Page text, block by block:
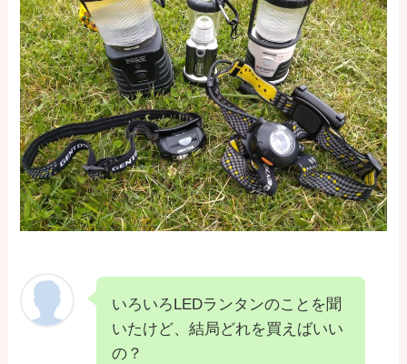
いろいろLEDランタンのことを聞
いたけど、結局どれを買えばいい
の？